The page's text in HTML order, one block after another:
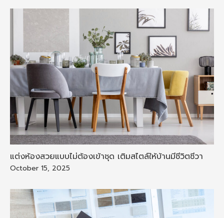
แต่งห้องสวยแบบไม่ต้องเข้าชุด เติมสไตล์ให้บ้านมีชีวิตชีวา
October 15, 2025